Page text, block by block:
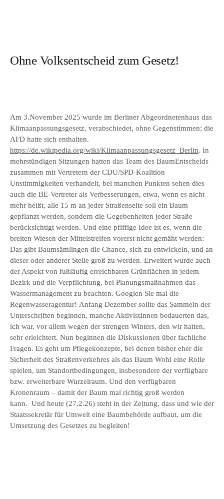
Ohne Volksentscheid zum Gesetz!
Am 3.November 2025 wurde im Berliner Abgeordnetenhaus das
Klimaanpassungsgesetz, verabschiedet, ohne Gegenstimmen; die
AFD hatte sich enthalten.
https://de.wikipedia.org/wiki/Klimaanpassungsgesetz_Berlin. In
mehrstündigen Sitzungen hatten das Team des BaumEntscheids
zusammen mit Vertretern der CDU/SPD-Koalition
Unstimmigkeiten verhandelt, bei manchen Punkten sehen dies
auch die BE-Vertreter als Verbesserungen, etwa, wenn es nicht
mehr heißt, alle 15 m an jeder Straßenseite soll ein Baum
gepflanzt werden, sondern die Gegebenheiten jeder Straße
berücksichtigt werden. Und eine pfiffige Idee ist es, wenn die
breiten Wiesen der Mittelstreifen vorerst nicht gemäht werden:
Das gibt Baumsämlingen die Chance, sich zu entwickeln, und an
dieser oder anderer Stelle groß zu werden. Erweitert wurde auch
der Aspekt von fußläufig erreichbaren Grünflächen in jedem
Bezirk und die Verpflichtung, bei Planungsmaßnahmen das
Wassermanagement zu beachten. Googlen Sie mal die
Regenwasseragentur! Anfang Dezember sollte das Sammeln der
Unterschriften beginnen, manche AktivistInnen bedauerten das,
ich war, vor allem wegen der strengen Winters, den wir hatten,
sehr erleichtert. Nun beginnen die Diskussionen über fachliche
Fragen. Es geht um Pflegekonzepte, bei denen bisher eher die
Sicherheit des Straßenverkehres als das Baum Wohl eine Rolle
spielen, um Standortbedingungen, insbesondere der verfügbare
bzw. erweiterbare Wurzelraum. Und den verfügbaren
Kronenraum – damit der Baum mal richtig groß werden
kann. Und heute (27.2.26) steht in der Zeitung, dass und wie der
Staatssekretär für Umwelt eine Baumbehörde aufbaut, um die
Umsetzung des Gesetzes zu begleiten!